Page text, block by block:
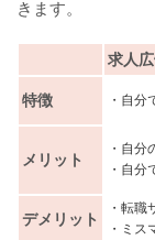
きます。
求人
特徴 ・自分
メリット
・自分
・自分
デメリット
・転職
・ミス